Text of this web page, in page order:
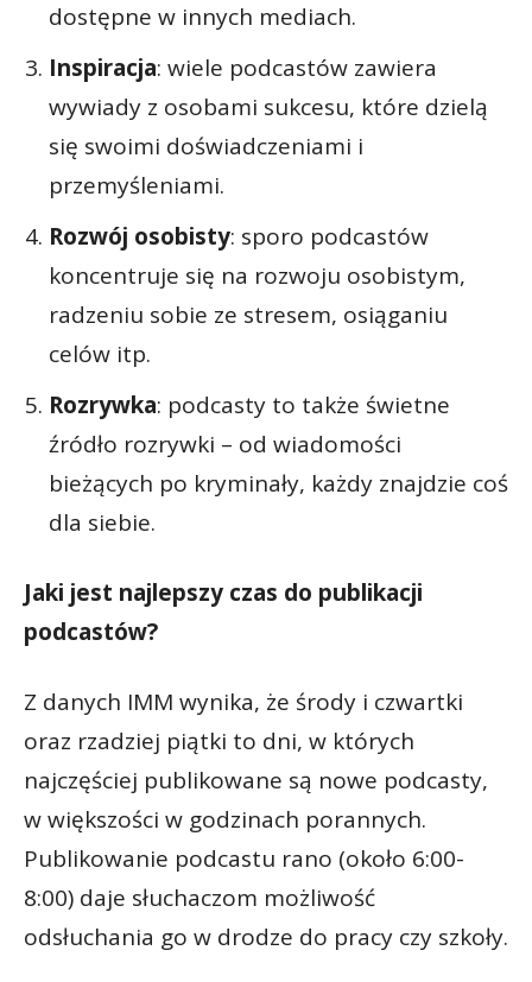
dostępne w innych mediach.
Inspiracja: wiele podcastów zawiera
wywiady z osobami sukcesu, które dzielą
się swoimi doświadczeniami i
przemyśleniami.
Rozwój osobisty: sporo podcastów
koncentruje się na rozwoju osobistym,
radzeniu sobie ze stresem, osiąganiu
celów itp.
Rozrywka: podcasty to także świetne
źródło rozrywki – od wiadomości
bieżących po kryminały, każdy znajdzie coś
dla siebie.
Jaki jest najlepszy czas do publikacji
podcastów?
Z danych IMM wynika, że środy i czwartki
oraz rzadziej piątki to dni, w których
najczęściej publikowane są nowe podcasty,
w większości w godzinach porannych.
Publikowanie podcastu rano (około 6:00-
8:00) daje słuchaczom możliwość
odsłuchania go w drodze do pracy czy szkoły.